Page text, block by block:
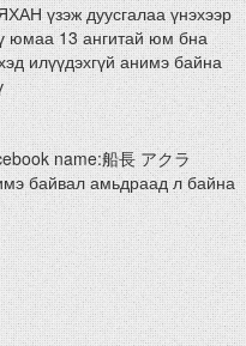
үзэж дуусгалаа үнэхээр
юмаа 13 ангитай юм бна
илүүдэхгүй анимэ байна
name:船長 アクラ
байвал амьдраад л байна